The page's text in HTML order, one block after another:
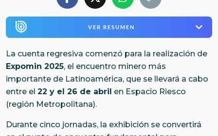
VER RESUMEN
La cuenta regresiva comenzó para la realización de
Expomin 2025, el encuentro minero más
importante de Latinoamérica, que se llevará a cabo
entre el 22 y el 26 de abril en Espacio Riesco
(región Metropolitana).
Durante cinco jornadas, la exhibición se convertirá